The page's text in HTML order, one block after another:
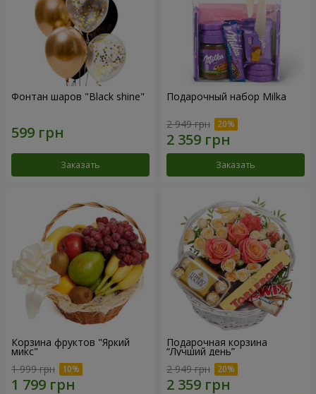
Фонтан шаров "Black shine"
Заказать
Подарочный набор Milka
2 949 грн
Заказать
Корзина фруктов "Яркий
микс"
1 999 грн
Подарочная корзина
“Лучший день”
2 949 грн